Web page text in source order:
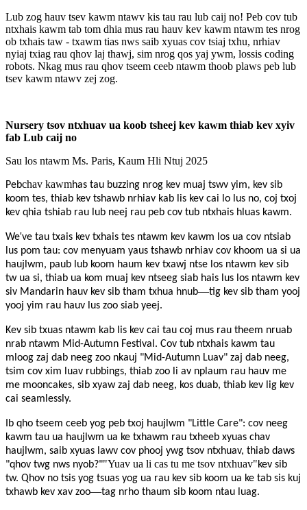
Lub zog hauv tsev kawm ntawv kis tau rau lub caij no! Peb cov tub
ntxhais kawm tab tom dhia mus rau hauv kev kawm ntawm tes nrog
ob txhais taw - txawm tias nws saib xyuas cov tsiaj txhu, nrhiav
nyiaj txiag rau qhov laj thawj, sim nrog qos yaj ywm, lossis coding
robots. Nkag mus rau qhov tseem ceeb ntawm thoob plaws peb lub
tsev kawm ntawv zej zog.
Nursery tsov ntxhuav ua koob tsheej kev kawm thiab kev xyiv
fab Lub caij no
Sau los ntawm Ms. Paris, Kaum Hli Ntuj 2025
Pebchav kawmhas tau buzzing nrog kev muaj tswv yim, kev sib
koom tes, thiab kev tshawb nrhiav kab lis kev cai lo lus no, coj txoj
kev qhia tshiab rau lub neej rau peb cov tub ntxhais hluas kawm.
We've tau txais kev txhais tes ntawm kev kawm los ua cov ntsiab
lus pom tau: cov menyuam yaus tshawb nrhiav cov khoom ua si ua
haujlwm, paub lub koom haum kev txawj ntse los ntawm kev sib
tw ua si, thiab ua kom muaj kev ntseeg siab hais lus los ntawm kev
siv Mandarin hauv kev sib tham txhua hnub—tig kev sib tham yooj
yooj yim rau hauv lus zoo siab yeej.
Kev sib txuas ntawm kab lis kev cai tau coj mus rau theem nruab
nrab ntawm Mid-Autumn Festival. Cov tub ntxhais kawm tau
mloog zaj dab neeg zoo nkauj "Mid-Autumn Luav" zaj dab neeg,
tsim cov xim luav rubbings, thiab zoo li av nplaum rau hauv me
me mooncakes, sib xyaw zaj dab neeg, kos duab, thiab kev lig kev
cai seamlessly.
Ib qho tseem ceeb yog peb txoj haujlwm "Little Care": cov neeg
kawm tau ua haujlwm ua ke txhawm rau txheeb xyuas chav
haujlwm, saib xyuas lawv cov phooj ywg tsov ntxhuav, thiab daws
"qhov twg nws nyob?""Yuav ua li cas tu me tsov ntxhuav"kev sib
tw. Qhov no tsis yog tsuas yog ua rau kev sib koom ua ke tab sis kuj
txhawb kev xav zoo—tag nrho thaum sib koom ntau luag.